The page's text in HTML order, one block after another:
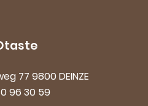
77 9800 DEINZE
96 30 59